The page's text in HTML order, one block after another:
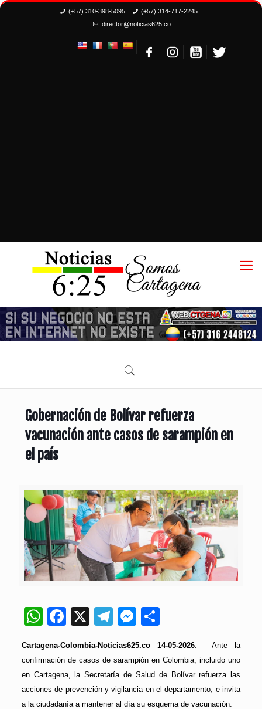
(+57) 310-398-5095
(+57) 314-717-2245
director@noticias625.co
Gobernación de Bolívar refuerza
vacunación ante casos de sarampión en
el país
WhatsApp
Facebook
X Telegram
Messenger
Cartagena-Colombia-Noticias625.co 14-05-2026. Ante la
confirmación de casos de sarampión en Colombia, incluido uno
en Cartagena, la Secretaría de Salud de Bolívar refuerza las
acciones de prevención y vigilancia en el departamento, e invita
a la ciudadanía a mantener al día su esquema de vacunación.